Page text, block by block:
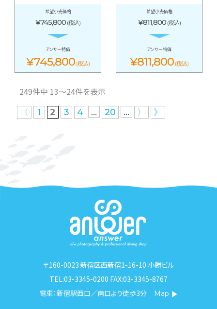
希望小売価格
¥745,800 (税込)
アンサー特価
¥745,800 (税込)
希望小売価格
¥811,800 (税込)
アンサー特価
¥811,800 (税込)
249件中 13〜24件を表示
〈 1 2 3 4 ... 20 ... 〉 》
〒160-0023 新宿区西新宿1-16-10 小勝ビル
TEL:03-3345-0200 FAX:03-3345-8767
電車：新宿駅西口／南口より徒歩3分
Map